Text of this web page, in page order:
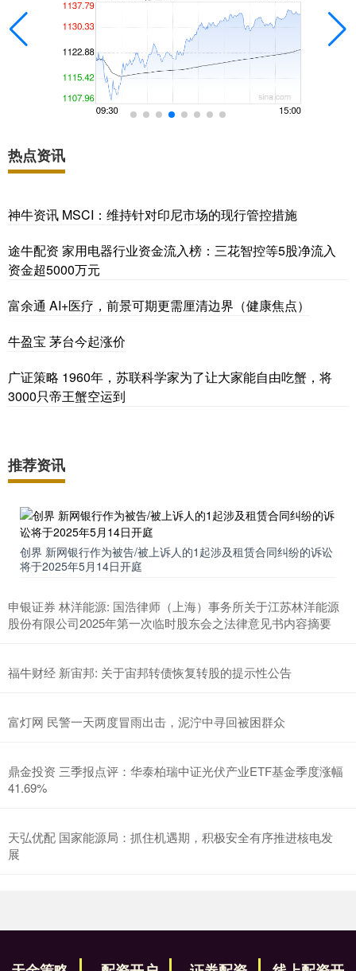
热点资讯
神牛资讯 MSCI：维持针对印尼市场的现行管控措施
途牛配资 家用电器行业资金流入榜：三花智控等5股净流入
资金超5000万元
富余通 AI+医疗，前景可期更需厘清边界（健康焦点）
牛盈宝 茅台今起涨价
广证策略 1960年，苏联科学家为了让大家能自由吃蟹，将
3000只帝王蟹空运到
推荐资讯
创界 新网银行作为被告/被上诉人的1起涉及租赁合同纠纷的诉讼
将于2025年5月14日开庭
申银证券 林洋能源: 国浩律师（上海）事务所关于江苏林洋能源
股份有限公司2025年第一次临时股东会之法律意见书内容摘要
福牛财经 新宙邦: 关于宙邦转债恢复转股的提示性公告
富灯网 民警一天两度冒雨出击，泥泞中寻回被困群众
鼎金投资 三季报点评：华泰柏瑞中证光伏产业ETF基金季度涨幅
41.69%
天弘优配 国家能源局：抓住机遇期，积极安全有序推进核电发
展